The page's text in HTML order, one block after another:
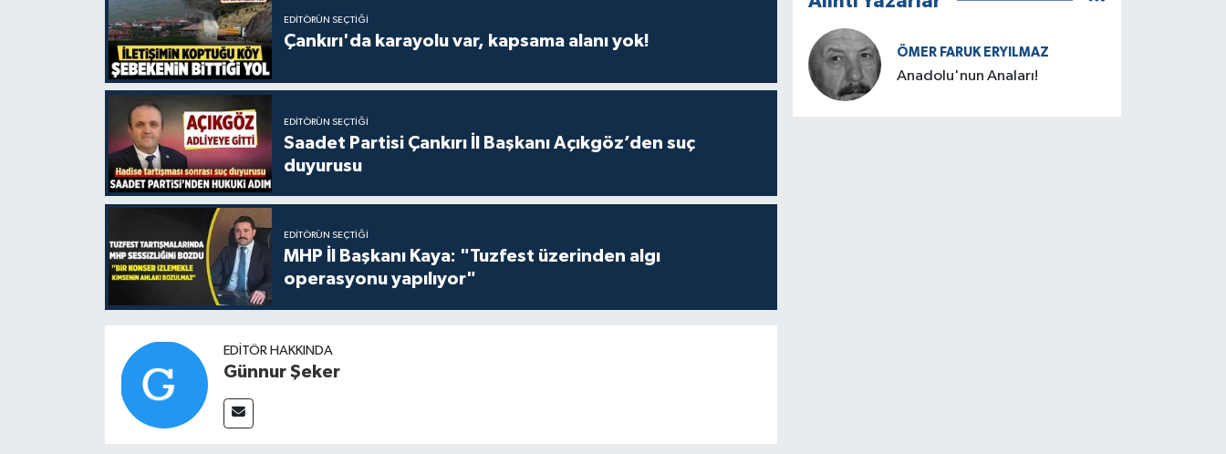
EDITÖRÜN SEÇTIĞI
Çankırı'da karayolu var, kapsama alanı yok!
EDITÖRÜN SEÇTIĞI
Saadet Partisi Çankırı İl Başkanı Açıkgöz’den suç
duyurusu
EDITÖRÜN SEÇTIĞI
MHP İl Başkanı Kaya: "Tuzfest üzerinden algı
operasyonu yapılıyor"
EDITÖR HAKKINDA
Günnur Şeker
ÖMER FARUK ERYILMAZ
Anadolu'nun Anaları!